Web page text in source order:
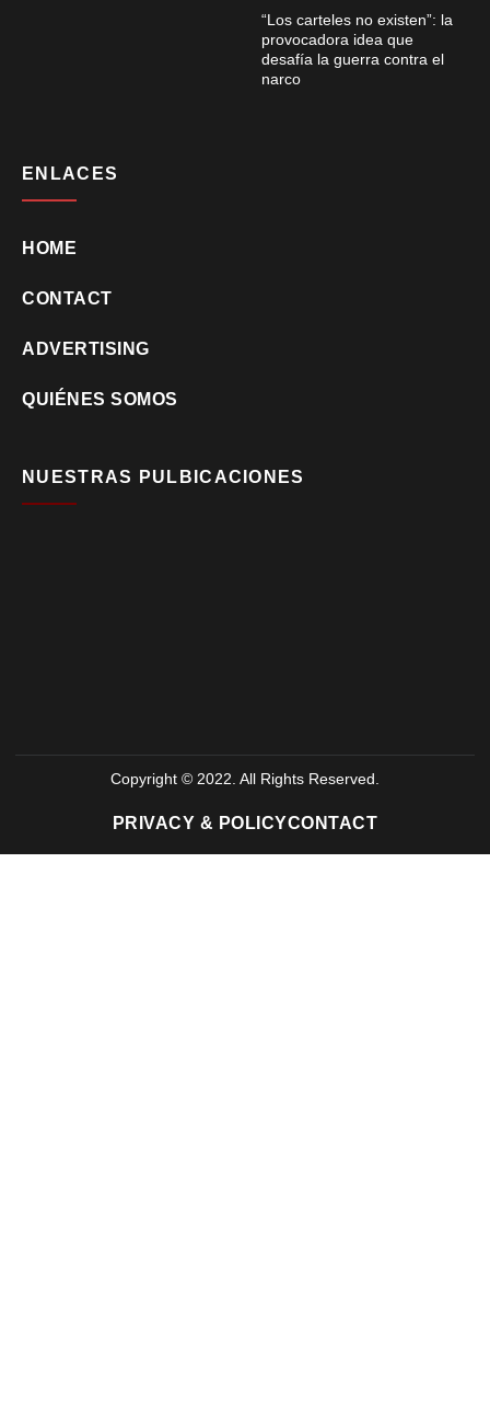
“Los carteles no existen”: la
provocadora idea que
desafía la guerra contra el
narco
ENLACES
HOME
CONTACT
ADVERTISING
QUIÉNES SOMOS
NUESTRAS PULBICACIONES
Copyright © 2022. All Rights Reserved.
PRIVACY & POLICYCONTACT